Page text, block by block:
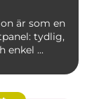
är som en
tydlig,
enkel ...